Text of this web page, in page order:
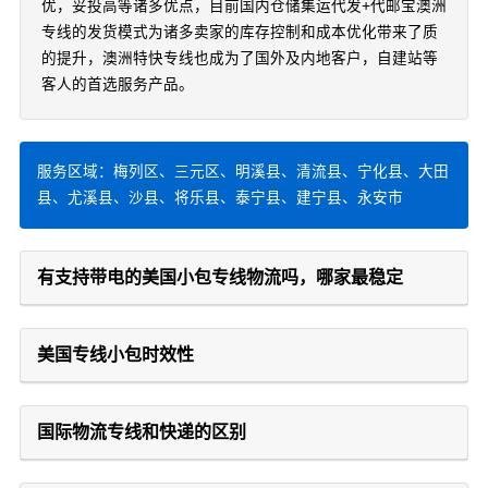
优，妥投高等诸多优点，目前国内仓储集运代发+代邮宝澳洲
专线的发货模式为诸多卖家的库存控制和成本优化带来了质
的提升，澳洲特快专线也成为了国外及内地客户，自建站等
客人的首选服务产品。
服务区域：梅列区、三元区、明溪县、清流县、宁化县、大田
县、尤溪县、沙县、将乐县、泰宁县、建宁县、永安市
有支持带电的美国小包专线物流吗，哪家最稳定
美国专线小包时效性
国际物流专线和快递的区别